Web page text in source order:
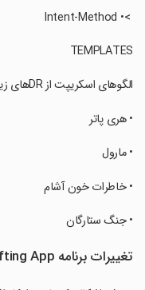
‏ >• Intent-Method
‏الگوهای اسکریپت از DRهای زیر در دسترس هستند:
‏• هری پاتر
‏• مارول
‏• خاطرات خون آشام
‏• جنگ ستارگان
تغییرات برنامه LIFA - Shifting App در نسخه جدید